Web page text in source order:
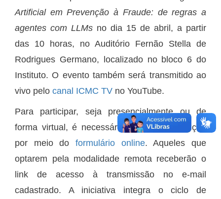
Artificial em Prevenção à Fraude: de regras a
agentes com LLMs no dia 15 de abril, a partir
das 10 horas, no Auditório Fernão Stella de
Rodrigues Germano, localizado no bloco 6 do
Instituto. O evento também será transmitido ao
vivo pelo canal ICMC TV no YouTube.
Para participar, seja presencialmente ou de
forma virtual, é necessário realizar a inscrição
por meio do formulário online. Aqueles que
optarem pela modalidade remota receberão o
link de acesso à transmissão no e-mail
cadastrado. A iniciativa integra o ciclo de